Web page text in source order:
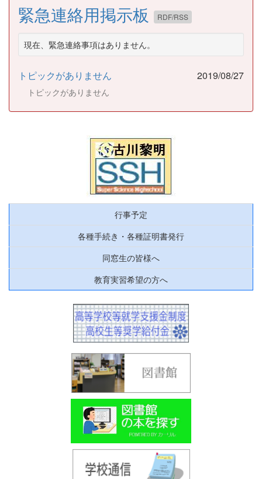
緊急連絡用掲示板 RDF/RSS
現在、緊急連絡事項はありません。
トピックがありません 2019/08/27
トピックがありません
行事予定
各種手続き・各種証明書発行
同窓生の皆様へ
教育実習希望の方へ